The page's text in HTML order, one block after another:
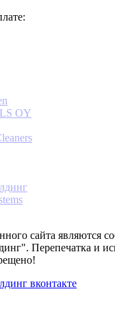
сайта являются
Перепечатка и